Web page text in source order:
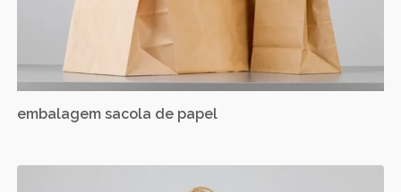
embalagem sacola de papel